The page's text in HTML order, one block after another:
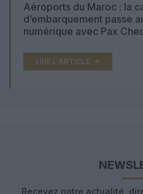
Aéroports du Maroc : la
d’embarquement passe
numérique avec Pax
LIRE L'ARTICLE
Recevez notre actualité,